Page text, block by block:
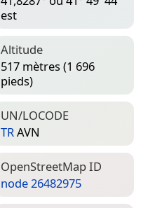
est
Altitude
517 mètres (1 696
pieds)
UN/LOCODE
TRAVN
Open­Street­Map ID
node 26482975